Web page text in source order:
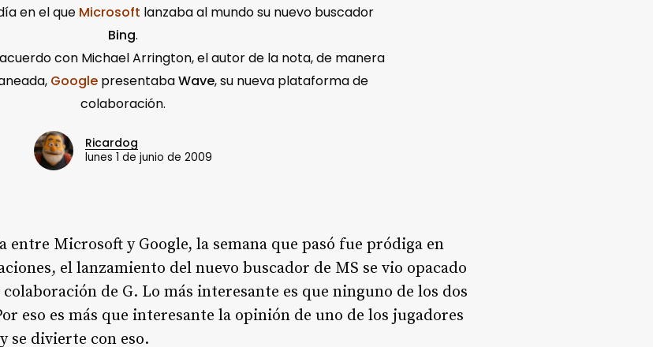
en el que Microsoft lanzaba al mundo su nuevo buscador
Bing.
con Michael Arrington, el autor de la nota, de manera
Google presentabaWave, su nueva plataforma de
colaboración.
Ricardog
lunes 1 de junio de 2009
Microsoft y Google, la semana que pasó fue pródiga en
el lanzamiento del nuevo buscador de MS se vio opacado
de G. Lo más interesante es que ninguno de los dos
eso es más que interesante la opinión de uno de los jugadores
se divierte con eso.